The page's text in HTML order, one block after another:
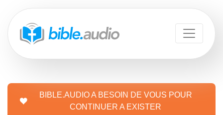
BIBLE.AUDIO A BESOIN DE VOUS POUR
CONTINUER A EXISTER